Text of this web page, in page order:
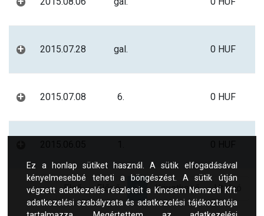
+ 2015.07.28 gal. 0 HUF
+ 2015.07.08 6. 0 HUF
Első Előző 1 Következő Utolsó
Ez a honlap sütiket használ. A sütik elfogadásával
kényelmesebbé teheti a böngészést. A sütik útján
végzett adatkezelés részleteit a Kincsem Nemzeti Kft.
adatkezelési szabályzata és adatkezelési tájékoztatója